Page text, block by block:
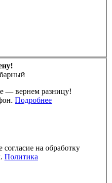
— вернем разницу!
телефон. Подробнее
на обработку
Политика